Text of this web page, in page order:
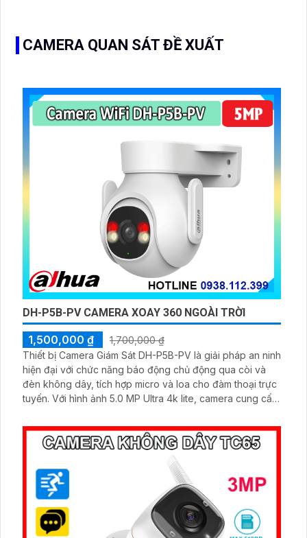
CAMERA QUAN SÁT ĐỀ XUẤT
DH-P5B-PV CAMERA XOAY 360 NGOÀI TRỜI
1,500,000 ₫
1,700,000 ₫
Thiết bị Camera Giám Sát DH-P5B-PV là giải pháp an ninh
hiện đại với chức năng báo động chủ động qua còi và
đèn không dây, tích hợp micro và loa cho đàm thoại trực
tuyến. Với hình ảnh 5.0 MP Ultra 4k lite, camera cung cấp
ban đêm tối ưu. Sử dụng công nghệ CMOS màu, khe thẻ
nhớ lưu dữ liệu, IP Wifi, và chuẩn H